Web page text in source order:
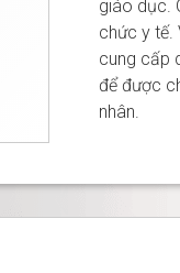
giáo dục.
chức y tế.
cung cấp
để được
nhân.